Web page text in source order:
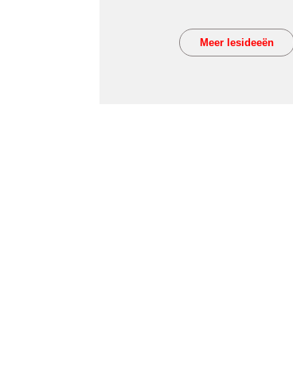
Meer lesideeën